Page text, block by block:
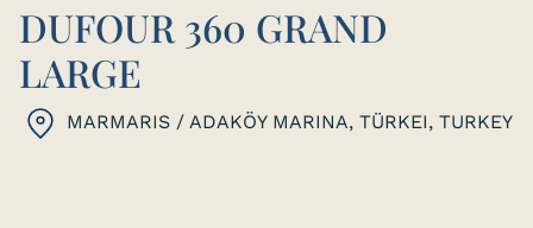
DUFOUR 360 GRAND
LARGE
MARMARIS / ADAKÖY MARINA, TÜRKEI, TURKEY